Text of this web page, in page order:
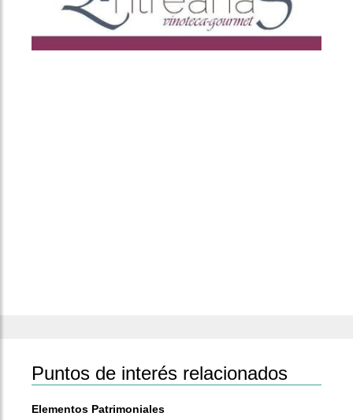
Puntos de interés relacionados
Elementos Patrimoniales